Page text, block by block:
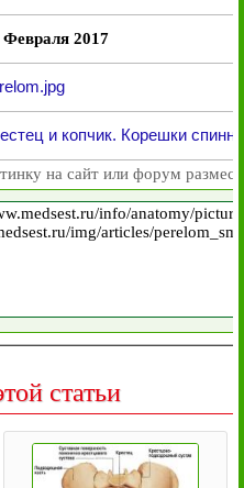
Февраля 2017
и копчик. Корешки
на сайт или форум
статьи